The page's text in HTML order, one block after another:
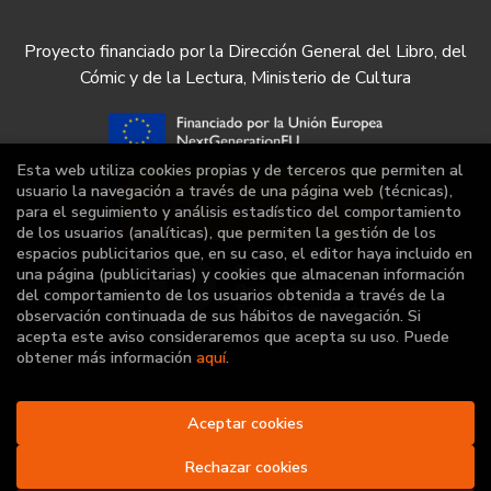
Proyecto financiado por la Dirección General del Libro, del
Cómic y de la Lectura, Ministerio de Cultura
Librería Deportiva. Todos los Derechos
Esta web utiliza cookies propias y de terceros que permiten al
usuario la navegación a través de una página web (técnicas),
para el seguimiento y análisis estadístico del comportamiento
de los usuarios (analíticas), que permiten la gestión de los
espacios publicitarios que, en su caso, el editor haya incluido en
una página (publicitarias) y cookies que almacenan información
del comportamiento de los usuarios obtenida a través de la
observación continuada de sus hábitos de navegación. Si
acepta este aviso consideraremos que acepta su uso. Puede
obtener más información aquí.
Rechazar cookies
Aceptar cookies